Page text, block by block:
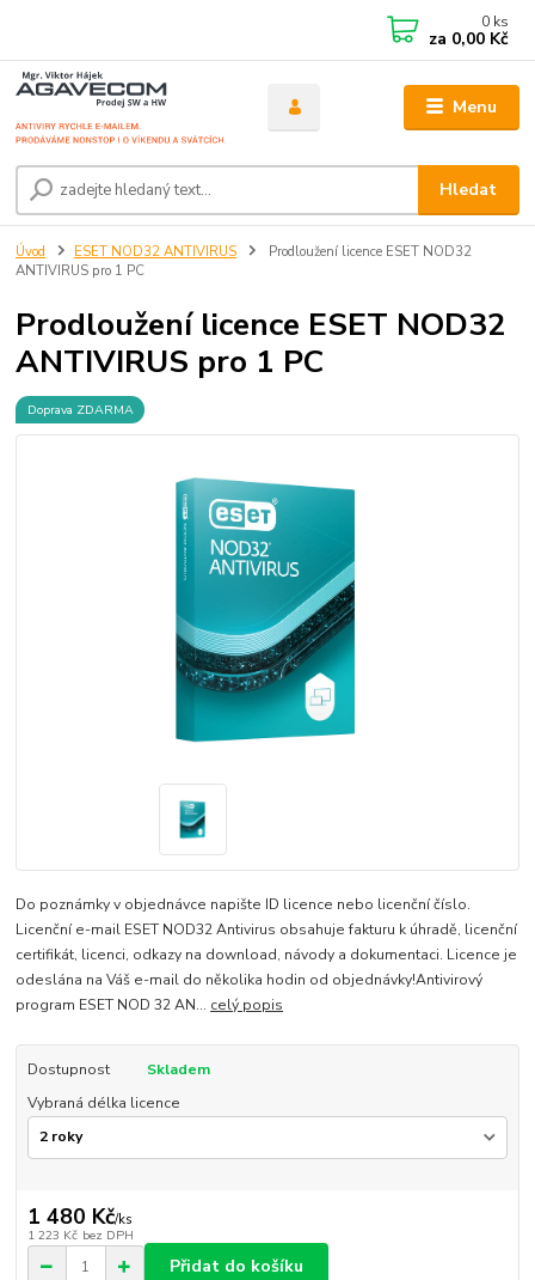
Menu
Hledat
0 ks
za 0,00 Kč
Úvod ESET NOD32 ANTIVIRUS
Prodloužení licence ESET NOD32
ANTIVIRUS pro 1 PC
Prodloužení licence ESET NOD32
ANTIVIRUS pro 1 PC
Doprava ZDARMA
Do poznámky v objednávce napište ID licence nebo licenční číslo.
Licenční e-mail ESET NOD32 Antivirus obsahuje fakturu k úhradě, licenční
certifikát, licenci, odkazy na download, návody a dokumentaci. Licence je
odeslána na Váš e-mail do několika hodin od objednávky!Antivirový
program ESET NOD 32 AN... celý popis
Dostupnost
Skladem
Vybraná délka licence
1 480 Kč/ks
1 223 Kč bez DPH
Přidat do košíku